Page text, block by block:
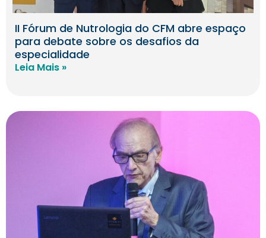
II Fórum de Nutrologia do CFM abre espaço
para debate sobre os desafios da
especialidade
Leia Mais »